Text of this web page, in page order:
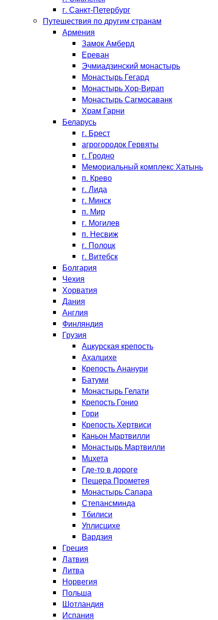
г. Санкт-Петербург
Путешествия по другим странам
Армения
Замок Амберд
Ереван
Эчмиадзинский монастырь
Монастырь Гегард
Монастырь Хор-Вирап
Монастырь Сагмосаванк
Храм Гарни
Беларусь
г. Брест
агрогородок Гервяты
г. Гродно
Мемориальный комплекс Хатынь
п. Крево
г. Лида
г. Минск
п. Мир
г. Могилев
п. Несвиж
г. Полоцк
г. Витебск
Болгария
Чехия
Хорватия
Дания
Англия
Финляндия
Грузия
Ацкурская крепость
Ахалцихе
Крепость Ананури
Батуми
Монастырь Гелати
Крепость Гонио
Гори
Крепость Хертвиси
Каньон Мартвилли
Монастырь Мартвилли
Мцхета
Где-то в дороге
Пещера Прометея
Монастырь Сапара
Степансминда
Тбилиси
Уплисцихе
Вардзия
Греция
Латвия
Литва
Норвегия
Польша
Шотландия
Испания